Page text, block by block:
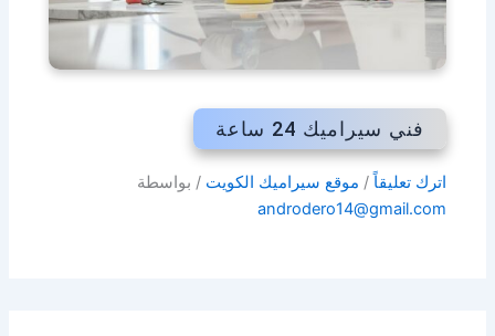
فني سيراميك 24 ساعة
اترك تعليقاً / موقع سيراميك الكويت / بواسطة
androdero14@gmail.com